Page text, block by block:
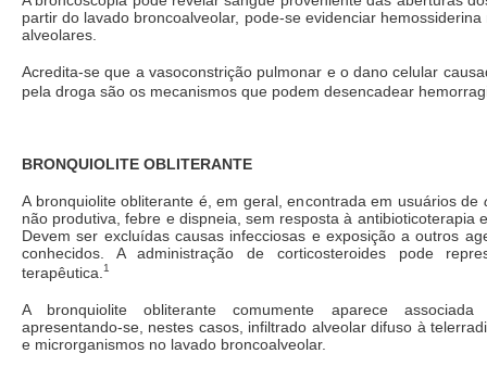
partir do lavado broncoalveolar, pode-se evidenciar
alveolares.
Acredita-se que a vasoconstrição pulmonar e o dano celular
pela droga são os mecanismos que podem desencadear
BRONQUIOLITE OBLITERANTE
A bronquiolite obliterante é, em geral, encontrada em usuários de
não produtiva, febre e dispneia, sem resposta à antibioticoterapia
Devem ser excluídas causas infecciosas e exposição a outros
conhecidos. A administração de corticosteroides pode
terapêutica. 1
A bronquiolite obliterante comumente aparece associada
apresentando-se, nestes casos, infiltrado alveolar difuso à
e microrganismos no lavado broncoalveolar.